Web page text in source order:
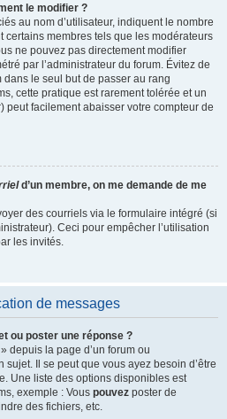
le modifier ?
au nom d’utilisateur, indiquent le nombre
certains membres tels que les modérateurs
ne pouvez pas directement modifier
par l’administrateur du forum. Évitez de
le seul but de passer au rang
cette pratique est rarement tolérée et un
peut facilement abaisser votre compteur de
d’un membre, on me demande de me
des courriels via le formulaire intégré (si
Ceci pour empêcher l’utilisation
les invités.
de messages
ou poster une réponse ?
depuis la page d’un forum ou
sujet. Il se peut que vous ayez besoin d’être
Une liste des options disponibles est
exemple : Vous pouvez poster de
des fichiers, etc.